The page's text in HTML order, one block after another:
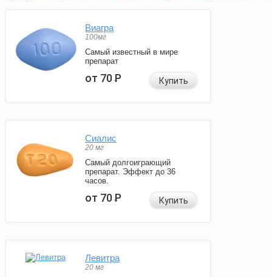
Виагра
100мг
Самый известный в мире
препарат
от 70Р Купить
Сиалис
20 мг
Самый долгоиграющий
препарат. Эффект до 36
часов.
от 70Р Купить
Левитра
20 мг